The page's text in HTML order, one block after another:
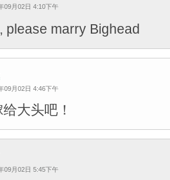
09月02日 4:10下午
please marry Bighead
09月02日 4:46下午
大头吧！
09月02日 5:45下午